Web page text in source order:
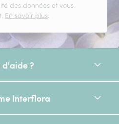
des données et vous
En savoir plus.
d'aide ?
Interflora